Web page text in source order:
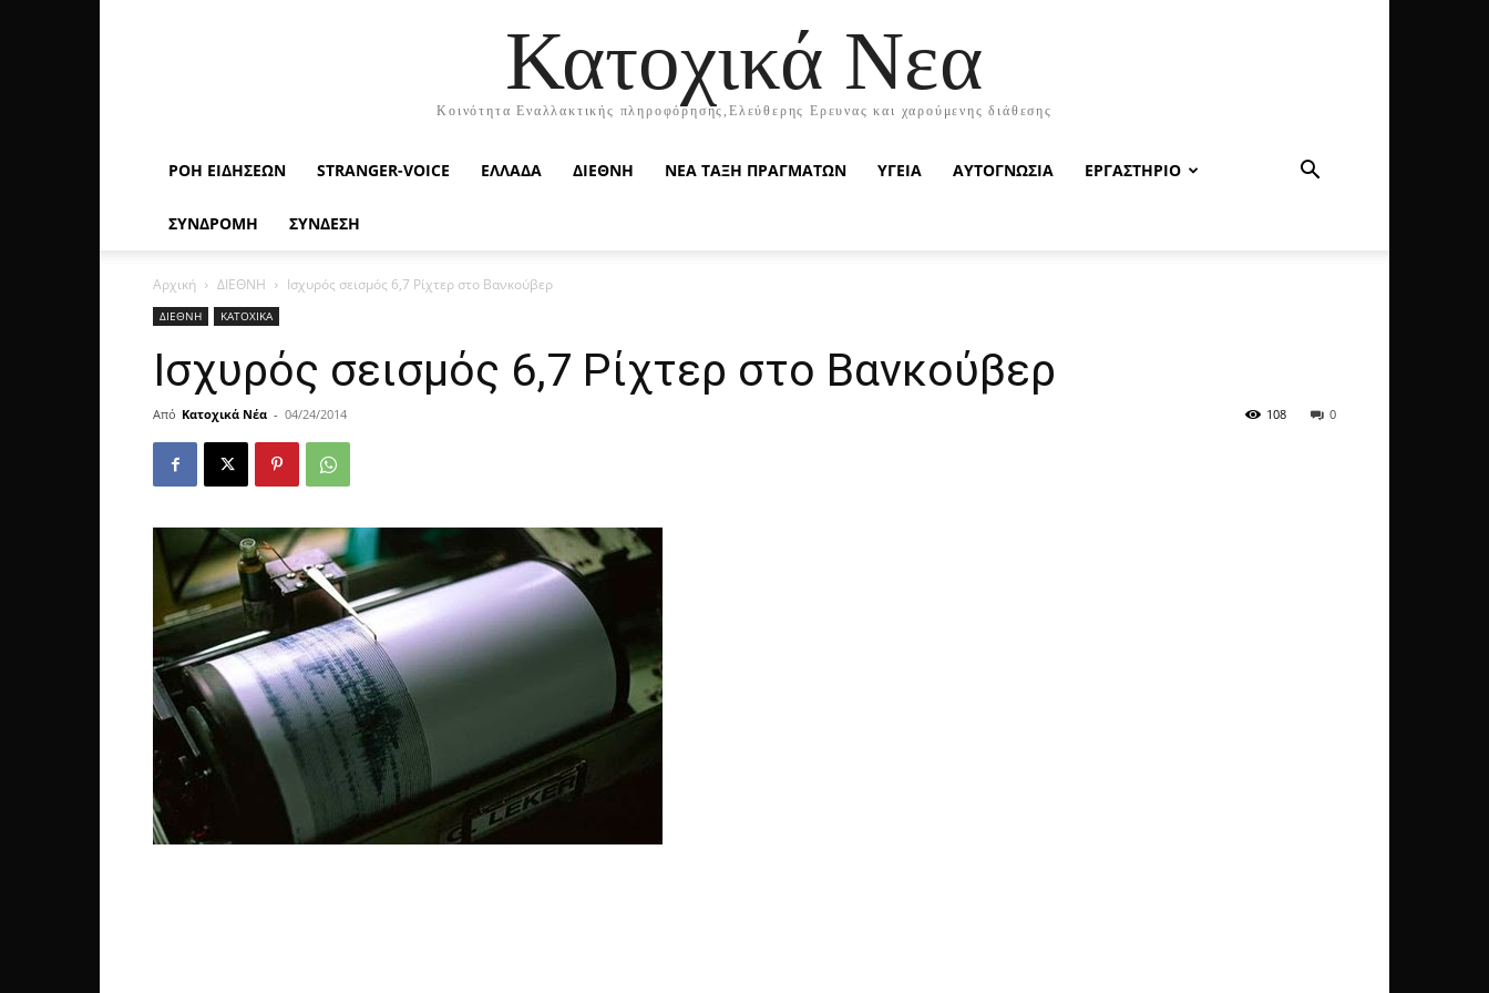
Κατοχικά Νεα
Κοινότητα Εναλλακτικής πληροφόρησης,Ελεύθερης Ερευνας και χαρούμενης διάθεσης
ΡΟΉ ΕΙΔΉΣΕΩΝ STRANGER-VOICE ΕΛΛΑΔΑ ΔΙΕΘΝΗ ΝΕΑ ΤΑΞΗ ΠΡΑΓΜΑΤΩΝ ΥΓΕΙΑ ΑΥΤΟΓΝΩΣΙΑ ΕΡΓΑΣΤΗΡΙΟ
ΣΥΝΔΡΟΜΗ ΣΥΝΔΕΣΗ
Αρχική ΔΙΕΘΝΗ Ισχυρός σεισμός 6,7 Ρίχτερ στο Βανκούβερ
ΔΙΕΘΝΗ ΚΑΤΟΧΙΚΑ
Ισχυρός σεισμός 6,7 Ρίχτερ στο Βανκούβερ
Από Κατοχικά Νέα - 04/24/2014 0
108